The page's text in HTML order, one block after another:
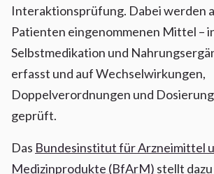
Interaktionsprüfung. Dabei werden
Patienten eingenommenen Mittel –
Selbstmedikation und
erfasst und auf Wechselwirkungen,
Doppelverordnungen und
geprüft.
Das Bundesinstitut für Arzneimittel
Medizinprodukte (BfArM) stellt